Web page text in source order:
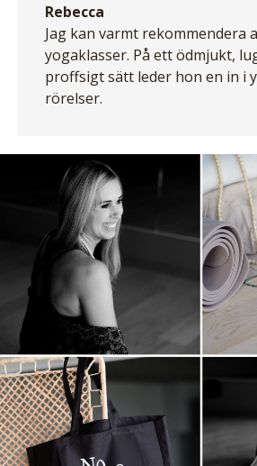
Rebecca
Jag kan varmt rekommendera
yogaklasser. På ett ödmjukt,
proffsigt sätt leder hon en in i
rörelser.